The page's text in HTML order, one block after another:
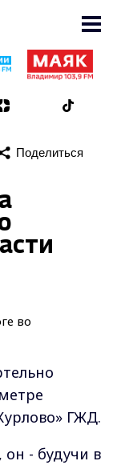
Поделиться
ГЖД.
- будучи в